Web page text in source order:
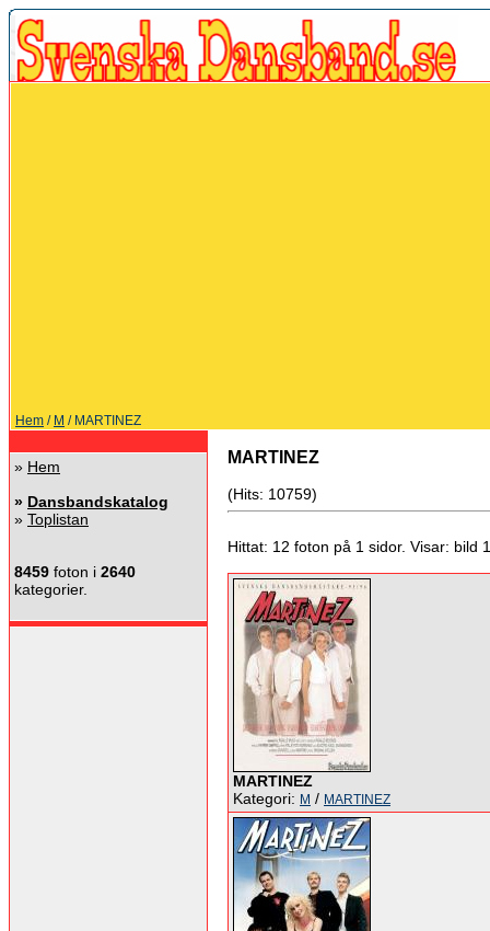
Hem / M / MARTINEZ
» Hem
» Dansbandskatalog
» Toplistan
8459 foton i 2640
kategorier.
MARTINEZ
(Hits: 10759)
Hittat: 12 foton på 1 sidor. Visar: bild
MARTINEZ
Kategori: M / MARTINEZ